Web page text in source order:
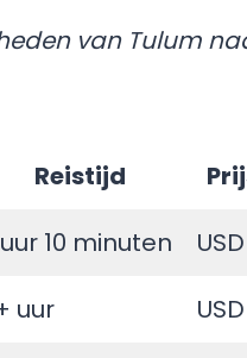
van Tulum
Reistijd
uur 10 minuten
uur